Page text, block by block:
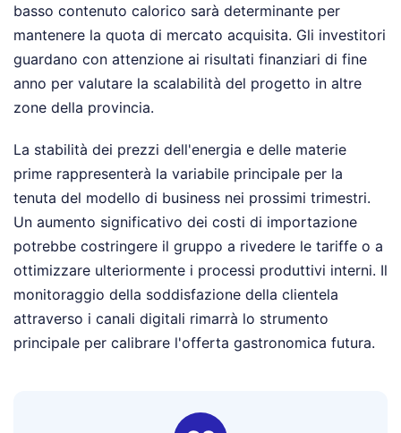
basso contenuto calorico sarà determinante per
mantenere la quota di mercato acquisita. Gli investitori
guardano con attenzione ai risultati finanziari di fine
anno per valutare la scalabilità del progetto in altre
zone della provincia.
La stabilità dei prezzi dell'energia e delle materie
prime rappresenterà la variabile principale per la
tenuta del modello di business nei prossimi trimestri.
Un aumento significativo dei costi di importazione
potrebbe costringere il gruppo a rivedere le tariffe o a
ottimizzare ulteriormente i processi produttivi interni. Il
monitoraggio della soddisfazione della clientela
attraverso i canali digitali rimarrà lo strumento
principale per calibrare l'offerta gastronomica futura.